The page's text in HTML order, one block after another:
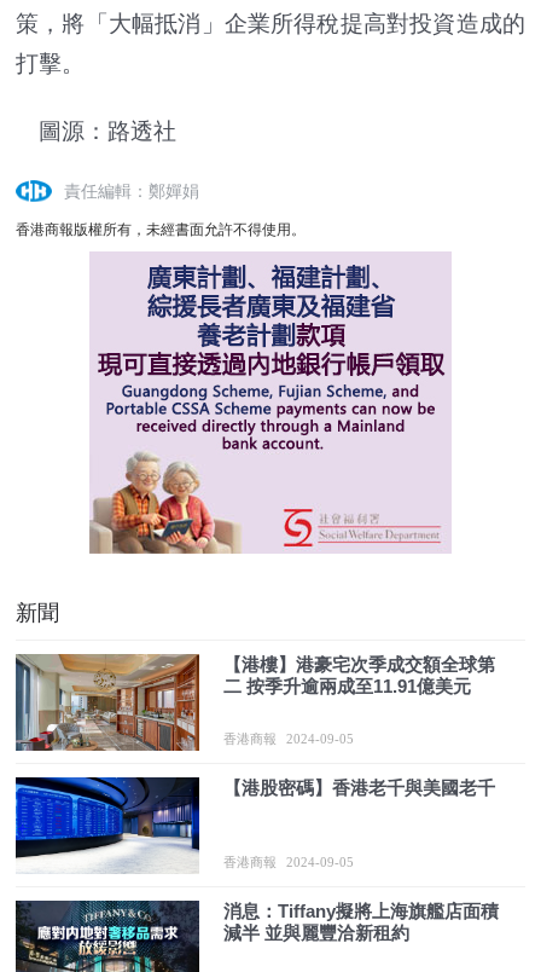
策，將「大幅抵消」企業所得稅提高對投資造成的
打擊。
圖源：路透社
責任編輯：鄭嬋娟
香港商報版權所有，未經書面允許不得使用。
新聞
【港樓】港豪宅次季成交額全球第
二 按季升逾兩成至11.91億美元
香港商報 2024-09-05
【港股密碼】香港老千與美國老千
香港商報 2024-09-05
消息：Tiffany擬將上海旗艦店面積
減半 並與麗豐洽新租約